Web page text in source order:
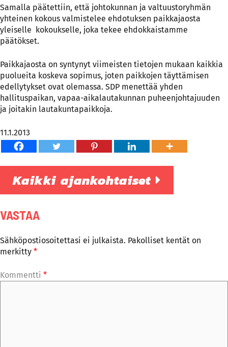
Samalla päätettiin, että johtokunnan ja valtuustoryhmän
yhteinen kokous valmistelee ehdotuksen paikkajaosta
yleiselle kokoukselle, joka tekee ehdokkaistamme
päätökset.
Paikkajaosta on syntynyt viimeisten tietojen mukaan kaikkia
puolueita koskeva sopimus, joten paikkojen täyttämisen
edellytykset ovat olemassa. SDP menettää yhden
hallituspaikan, vapaa-aikalautakunnan puheenjohtajuuden
ja joitakin lautakuntapaikkoja.
11.1.2013
Kaikki ajankohtaiset
VASTAA
Sähköpostiosoitettasi ei julkaista. Pakolliset kentät on
merkitty *
Kommentti *